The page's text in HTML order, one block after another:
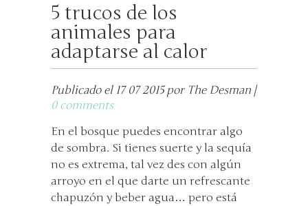
5 trucos de los
animales para
adaptarse al calor
Publicado el 17 07 2015 por The Desman |
0 comments
En el bosque puedes encontrar algo
de sombra. Si tienes suerte y la sequía
no es extrema, tal vez des con algún
arroyo en el que darte un refrescante
chapuzón y beber agua… pero está